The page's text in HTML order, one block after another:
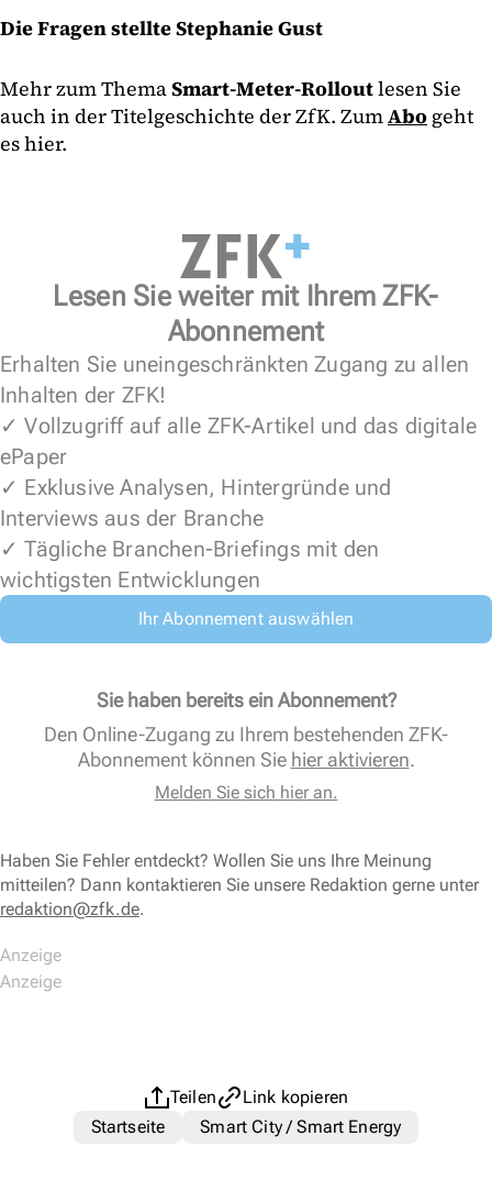
Die Fragen stellte Stephanie Gust
Mehr zum ThemaSmart-Meter-Rolloutlesen Sie
auch in der Titelgeschichte der ZfK. ZumAbo geht
es hier.
Lesen Sie weiter mit Ihrem ZFK-
Abonnement
Erhalten Sie uneingeschränkten Zugang zu allen
Inhalten der ZFK!
✓ Vollzugriff auf alle ZFK-Artikel und das digitale
ePaper
✓ Exklusive Analysen, Hintergründe und
Interviews aus der Branche
✓ Tägliche Branchen-Briefings mit den
wichtigsten Entwicklungen
Ihr Abonnement auswählen
Sie haben bereits ein Abonnement?
Den Online-Zugang zu Ihrem bestehenden ZFK-
Abonnement können Sie hier aktivieren.
Melden Sie sich hier an.
Haben Sie Fehler entdeckt? Wollen Sie uns Ihre Meinung
mitteilen? Dann kontaktieren Sie unsere Redaktion gerne unter
redaktion@zfk.de.
Teilen
Link kopieren
Startseite
Smart City / Smart Energy